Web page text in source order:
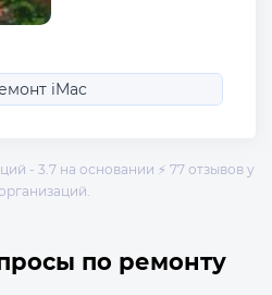
iMac
- 3.7 на основании ⚡ 77 отзывов у
организаций.
по ремонту